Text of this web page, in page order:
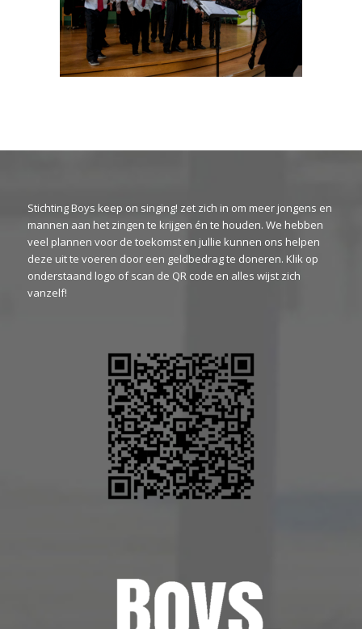
Stichting Boys keep on singing! zet zich in om meer jongens en
mannen aan het zingen te krijgen én te houden. We hebben
veel plannen voor de toekomst en jullie kunnen ons helpen
deze uit te voeren door een geldbedrag te doneren. Klik op
onderstaand logo of scan de QR code en alles wijst zich
vanzelf!